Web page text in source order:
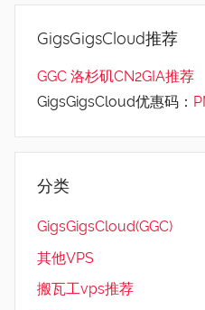
GigsGigsCloud推荐
GGC 洛杉矶CN2GIA推荐
GigsGigsCloud优惠码：
分类
GigsGigsCloud(GGC)
其他VPS
搬瓦工vps推荐